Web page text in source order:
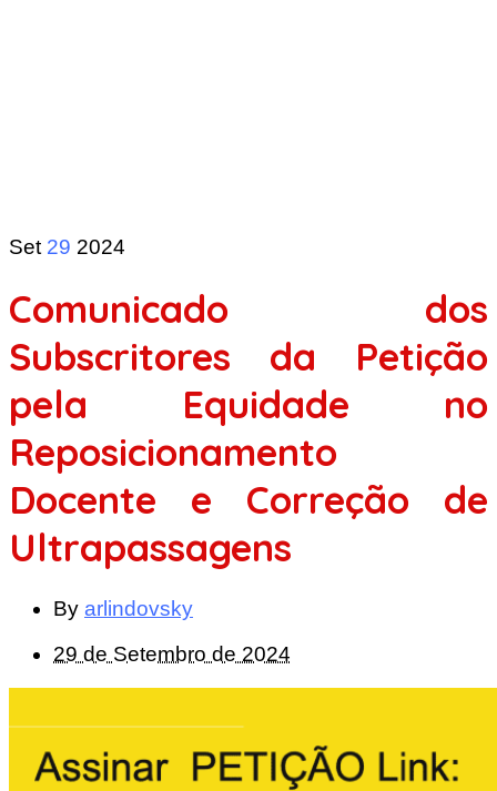
Set 29 2024
Comunicado dos
Subscritores da Petição
pela Equidade no
Reposicionamento
Docente e Correção de
Ultrapassagens
By arlindovsky
29 de Setembro de 2024